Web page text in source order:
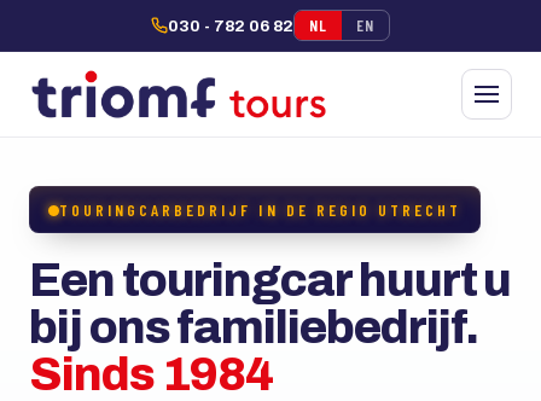
030 - 782 06 82 NL EN
TOURINGCARBEDRIJF IN DE REGIO UTRECHT
Een touringcar huurt u
bij ons familiebedrijf.
Sinds 1984